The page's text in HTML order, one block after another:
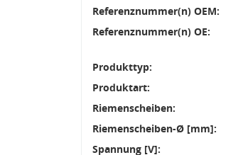
Referenznummer(n) OEM:
Referenznummer(n) OE:
Produkttyp:
Produktart:
Riemenscheiben:
Riemenscheiben-Ø [mm]:
Spannung [V]: